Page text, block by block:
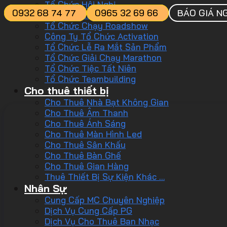
Tổ Chức Hội Nghị
Tổ Chức Lễ Kỷ Niệm
Tổ Chức Chạy Roadshow
Công Ty Tổ Chức Activation
Tổ Chức Lễ Ra Mắt Sản Phẩm
Tổ Chức Giải Chạy Marathon
Tổ Chức Tiệc Tất Niên
Tổ Chức Teambuilding
Cho thuê thiết bị
Cho Thuê Nhà Bạt Không Gian
Cho Thuê Âm Thanh
Cho Thuê Ánh Sáng
Cho Thuê Màn Hình Led
Cho Thuê Sân Khấu
Cho Thuê Bàn Ghế
Cho Thuê Gian Hàng
Thuê Thiết Bị Sự Kiện Khác …
Nhân Sự
Cung Cấp MC Chuyên Nghiệp
Dịch Vụ Cung Cấp PG
Dịch Vụ Cho Thuê Ban Nhạc
0932 68 74 77 0965 32 69 66 BÁO GIÁ